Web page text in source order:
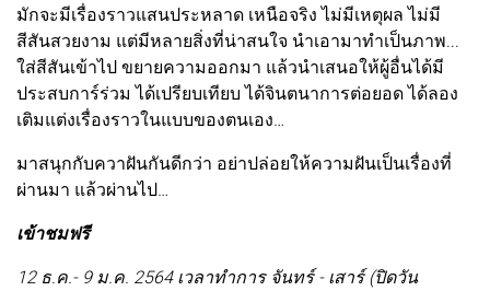
มักจะมีเรื่องราวแสนประหลาด เหนือจริง ไม่มีเหตุผล ไม่มี
สีสันสวยงาม แต่มีหลายสิ่งที่น่าสนใจ นำเอามาทำเป็นภาพ...
ใส่สีสันเข้าไป ขยายความออกมา แล้วนำเสนอให้ผู้อื่นได้มี
ประสบการ์ร่วม ได้เปรียบเทียบ ได้จินตนาการต่อยอด ได้ลอง
เติมแต่งเรื่องราวในแบบของตนเอง…
มาสนุกกับควาฝันกันดีกว่า อย่าปล่อยให้ความฝันเป็นเรื่องที่
ผ่านมา แล้วผ่านไป…
เข้าชมฟรี
12 ธ.ค.- 9 ม.ค. 2564 เวลาทำการ จันทร์ - เสาร์ (ปิดวัน